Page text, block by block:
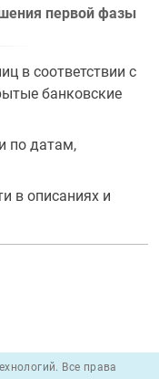
первой фазы
в соответствии с
банковские
по датам,
в описаниях и
Все права